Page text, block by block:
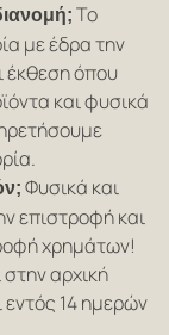
Το
με έδρα την
όπου
και φυσικά
Φυσικά και
επιστροφή και
χρημάτων!
στην αρχική
εντός 14 ημερών